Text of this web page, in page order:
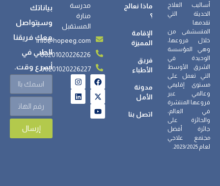
أساليب العلاج
الحديثة التي
تقدمها
المتسشفى من
خلال فروعها،
وهي المؤسسة
الوحيدة في
الشرق الأوسط
التي تعمل على
مستوى إقليمي
وعالمي عبر
فروعها المنتشرة
في العالم،
والحائزة على
جائزة أفضل
مجتمع علاجي
لعام 2023/2025.
ماذا نعالج
؟
الإقامة
المميزة
فريق
الأطباء
مدونة
الأمل
اتصل بنا
مدرسة
منارة
المستقبل
info@hopeeg.com
00201020226226
00201020226227
بياناتك
وسيتواصل
معك فريقنا
الطبي في
أسرع وقت.
إرسال